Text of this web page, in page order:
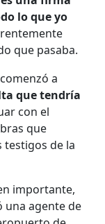
lo que yo
que pasaba.
a
que tendría
con el
que
testigos de la
importante,
una agente de